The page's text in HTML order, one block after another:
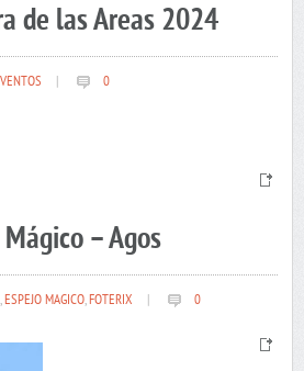
de las Areas 2024
0
– Agos
,ESPEJO MAGICO,FOTERIX 0